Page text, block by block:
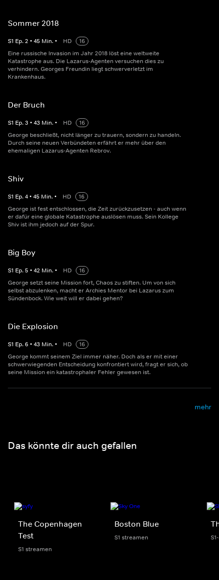
Sommer 2018
S1 Ep.2 • 45 Min. • HD
16
Eine russische Invasion im Jahr 2018 löst eine weltweite
Katastrophe aus. Die Lazarus-Agenten versuchen dies zu
verhindern. Georges Freundin liegt schwerverletzt im
Krankenhaus.
Der Bruch
S1 Ep.3 • 43 Min. • HD
16
George beschließt, nicht länger zu trauern, sondern zu handeln.
Durch seine neuen Verbündeten erfährt er mehr über den
ehemaligen Lazarus-Agenten Rebrov.
Shiv
S1 Ep.4 • 45 Min. • HD
16
George ist fest entschlossen, die Zeit zurückzusetzen - auch wenn
er dafür eine globale Katastrophe auslösen muss. Sein Kollege
Shiv ist ihm jedoch auf der Spur.
Big Boy
S1 Ep.5 • 42 Min. • HD
16
George setzt seine Mission fort, Chaos zu stiften. Um von sich
selbst abzulenken, macht er Archies Mentor bei Lazarus zum
Sündenbock. Wie weit will er dabei gehen?
Die Explosion
S1 Ep.6 • 43 Min. • HD
16
George kommt seinem Ziel immer näher. Doch als er mit einer
schwerwiegenden Entscheidung konfrontiert wird, fragt er sich, ob
seine Mission ein katastrophaler Fehler gewesen ist.
mehr
Das könnte dir auch gefallen
The Copenhagen
Test
S1 streamen
Boston Blue
S1 streamen